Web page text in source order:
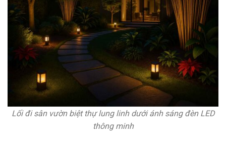
Lối đi sân vườn biệt thự lung linh dưới ánh sáng đèn LED
thông minh